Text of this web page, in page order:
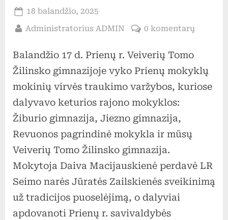
Posted
on
18 balandžio, 2025
By
Administratorius ADMIN 0 komentarų
mokinių
virvės
Balandžio 17 d. Prienų r. Veiverių Tomo
Žilinsko gimnazijoje vyko Prienų mokyklų
mokinių virvės traukimo varžybos, kuriose
dalyvavo keturios rajono mokyklos:
Žiburio gimnazija, Jiezno gimnazija,
Revuonos pagrindinė mokykla ir mūsų
Veiverių Tomo Žilinsko gimnazija.
Mokytoja Daiva Macijauskienė perdavė LR
Seimo narės Jūratės Zailskienės sveikinimą
už tradicijos puoselėjimą, o dalyviai
apdovanoti Prienų r. savivaldybės